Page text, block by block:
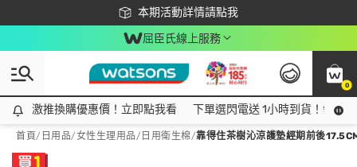
本期活動詳情請點我
下載app最高回饋$350
屈臣氏線上服務
0
激推換購優惠價！立即點我看
激推換購優惠價！立即點我看 下單選閃電送 1小時到貨！領神
首頁/ 日用品/女性生理用品/ 日用衛生棉/靠得住茶樹沁涼護墊經期前後